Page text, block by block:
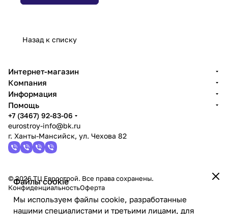
Назад к списку
Файлы cookie
Мы используем файлы cookie, разработанные
нашими специалистами и третьими лицами, для
Интернет-магазин
Компания
Информация
Помощь
+7 (3467) 92-83-06
eurostroy-info@bk.ru
г. Ханты-Мансийск, ул. Чехова 82
© 2026 ТЦ Еврострой. Все права сохранены.
КонфиденциальностьОферта